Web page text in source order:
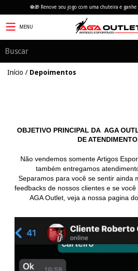
⚽🎁 Renove seu jogo com uma chuteira e
MENU
Início / Depoimentos
OBJETIVO PRINCIPAL DA AGA
DE
Não vendemos somente Artigos
também entregamos
Separamos para você se sentir ainda
feedbacks de nossos clientes e se
AGA Outlet, veja a nossa pagina do